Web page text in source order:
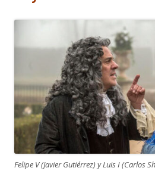
Felipe V (Javier Gutiérrez) y Luis I (Carlos